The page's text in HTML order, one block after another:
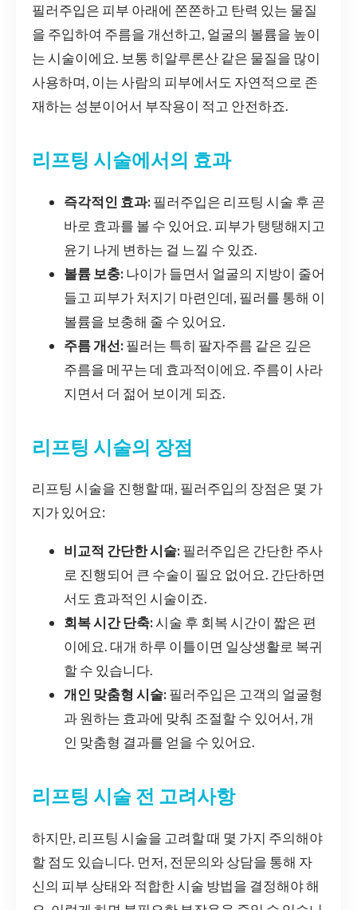
필러주입은 피부 아래에 쫀쫀하고 탄력 있는 물질
을 주입하여 주름을 개선하고, 얼굴의 볼륨을 높이
는 시술이에요. 보통 히알루론산 같은 물질을 많이
사용하며, 이는 사람의 피부에서도 자연적으로 존
재하는 성분이어서 부작용이 적고 안전하죠.
리프팅 시술에서의 효과
즉각적인 효과: 필러주입은 리프팅 시술 후 곧
바로 효과를 볼 수 있어요. 피부가 탱탱해지고
윤기 나게 변하는 걸 느낄 수 있죠.
볼륨 보충: 나이가 들면서 얼굴의 지방이 줄어
들고 피부가 처지기 마련인데, 필러를 통해 이
볼륨을 보충해 줄 수 있어요.
주름 개선: 필러는 특히 팔자주름 같은 깊은
주름을 메꾸는 데 효과적이에요. 주름이 사라
지면서 더 젊어 보이게 되죠.
리프팅 시술의 장점
리프팅 시술을 진행할 때, 필러주입의 장점은 몇 가
지가 있어요:
비교적 간단한 시술: 필러주입은 간단한 주사
로 진행되어 큰 수술이 필요 없어요. 간단하면
서도 효과적인 시술이죠.
회복 시간 단축:시술 후 회복 시간이 짧은 편
이에요. 대개 하루 이틀이면 일상생활로 복귀
할 수 있습니다.
개인 맞춤형 시술: 필러주입은 고객의 얼굴형
과 원하는 효과에 맞춰 조절할 수 있어서, 개
인 맞춤형 결과를 얻을 수 있어요.
리프팅 시술 전 고려사항
하지만, 리프팅 시술을 고려할 때 몇 가지 주의해야
할 점도 있습니다. 먼저, 전문의와 상담을 통해 자
신의 피부 상태와 적합한 시술 방법을 결정해야 해